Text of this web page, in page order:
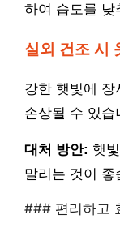
하여 습도를 낮
실외 건조 시
강한 햇빛에
손상될 수 있습
대처 방안: 햇
말리는 것이 좋
### 편리하고